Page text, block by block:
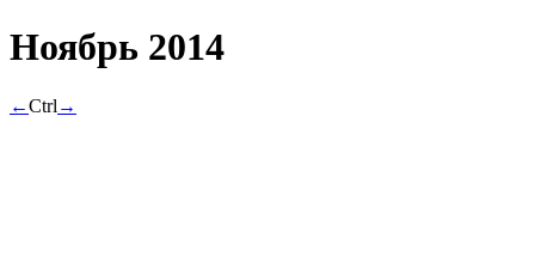
Ноябрь 2014
←Ctrl →